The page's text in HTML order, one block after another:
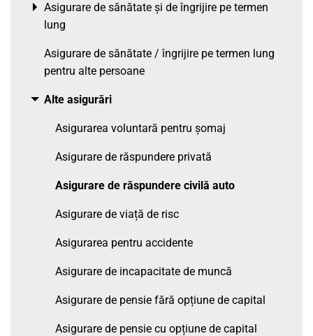
Asigurare de sănătate și de îngrijire pe termen
lung
Toggle menu
Asigurare de sănătate / îngrijire pe termen lung
pentru alte persoane
Alte asigurări
Toggle menu
Asigurarea voluntară pentru șomaj
Asigurare de răspundere privată
Asigurare de răspundere civilă auto
Asigurare de viață de risc
Asigurarea pentru accidente
Asigurare de incapacitate de muncă
Asigurare de pensie fără opțiune de capital
Asigurare de pensie cu opțiune de capital